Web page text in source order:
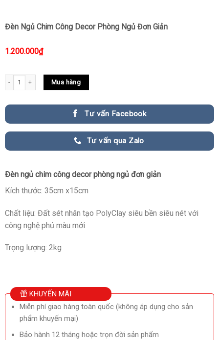
Đèn Ngủ Chim Công Decor Phòng Ngủ Đơn Giản
1.200.000₫
Đèn Ngủ Chim Công Decor Phòng Ngủ Đơn Giản quantity
Mua hàng
Tư vấn Facebook
Tư vấn qua Zalo
Đèn ngủ chim công decor phòng ngủ đơn giản
Kích thước: 35cm x15cm
Chất liệu: Đất sét nhân tạo PolyClay siêu bền siêu nét với
công nghệ phủ màu mới
Trọng lượng: 2kg
KHUYẾN MÃI
Miễn phí giao hàng toàn quốc (không áp dụng cho sản
phẩm khuyến mại)
Bảo hành 12 tháng hoặc trọn đời sản phẩm